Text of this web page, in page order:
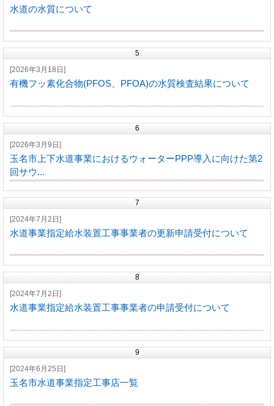
水道の水質について
5
[2026年3月18日]
有機フッ素化合物(PFOS、PFOA)の水質検査結果について
6
[2026年3月9日]
玉名市上下水道事業におけるウォーターPPP導入に向けた第2
回サウ...
7
[2024年7月2日]
水道事業指定給水装置工事事業者の更新申請受付について
8
[2024年7月2日]
水道事業指定給水装置工事事業者の申請受付について
9
[2024年6月25日]
玉名市水道事業指定工事店一覧